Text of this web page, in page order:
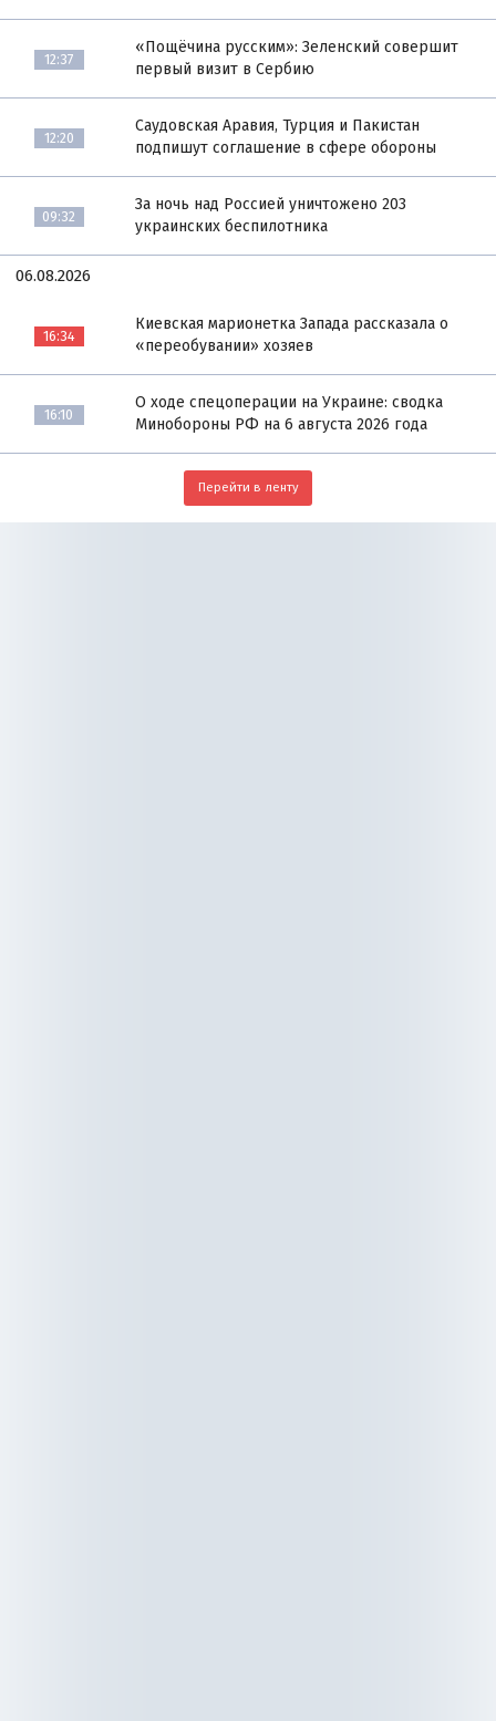
12:37
«Пощёчина русским»: Зеленский совершит
первый визит в Сербию
12:20
Саудовская Аравия, Турция и Пакистан
подпишут соглашение в сфере обороны
09:32
За ночь над Россией уничтожено 203
украинских беспилотника
06.08.2026
16:34
Киевская марионетка Запада рассказала о
«переобувании» хозяев
16:10
О ходе спецоперации на Украине: сводка
Минобороны РФ на 6 августа 2026 года
Перейти в ленту